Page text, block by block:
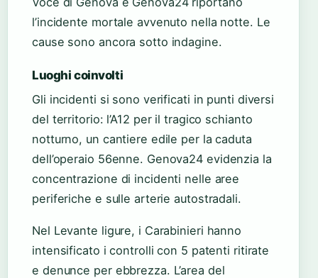
l’incidente mortale avvenuto nella notte. Le
cause sono ancora sotto indagine.
Luoghi coinvolti
Gli incidenti si sono verificati in punti diversi
del territorio: l’A12 per il tragico schianto
notturno, un cantiere edile per la caduta
dell’operaio 56enne. Genova24 evidenzia la
concentrazione di incidenti nelle aree
periferiche e sulle arterie autostradali.
Nel Levante ligure, i Carabinieri hanno
intensificato i controlli con 5 patenti ritirate
e denunce per ebbrezza. L’area del